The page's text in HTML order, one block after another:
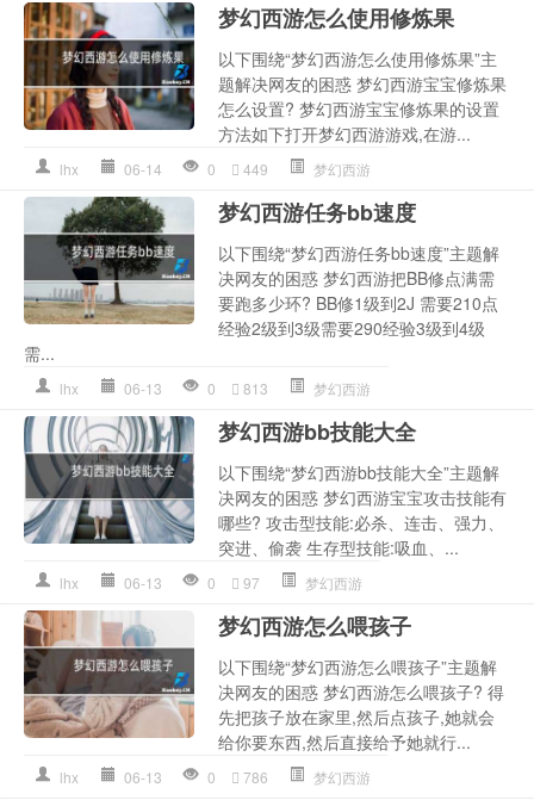
梦幻西游怎么使用修炼果
以下围绕“梦幻西游怎么使用修炼果”主
题解决网友的困惑 梦幻西游宝宝修炼果
怎么设置? 梦幻西游宝宝修炼果的设置
方法如下打开梦幻西游游戏,在游...
lhx 06-14 0 449 梦幻西游
梦幻西游任务bb速度
以下围绕“梦幻西游任务bb速度”主题解
决网友的困惑 梦幻西游把BB修点满需
要跑多少环? BB修1级到2J 需要210点
经验2级到3级需要290经验3级到4级
需...
lhx 06-13 0 813 梦幻西游
梦幻西游bb技能大全
以下围绕“梦幻西游bb技能大全”主题解
决网友的困惑 梦幻西游宝宝攻击技能有
哪些? 攻击型技能:必杀、连击、强力、
突进、偷袭 生存型技能:吸血、...
lhx 06-13 0 97 梦幻西游
梦幻西游怎么喂孩子
以下围绕“梦幻西游怎么喂孩子”主题解
决网友的困惑 梦幻西游怎么喂孩子? 得
先把孩子放在家里,然后点孩子,她就会
给你要东西,然后直接给予她就行...
lhx 06-13 0 786 梦幻西游